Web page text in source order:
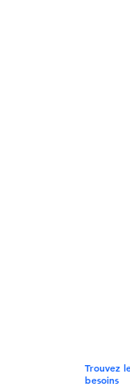
Trouvez
besoins